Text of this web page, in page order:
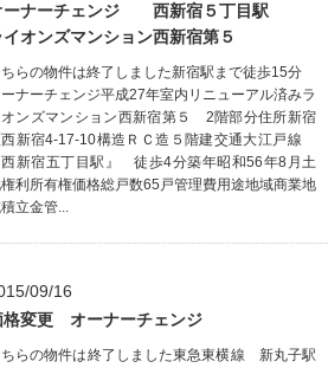
ーナーチェンジ 西新宿５丁目駅
イオンズマンション西新宿第５
ちらの物件は終了しました新宿駅まで徒歩15分
ナーチェンジ平成27年室内リニューアル済みラ
オンズマンション西新宿第５ 2階部分住所新宿
西新宿4-17-10構造ＲＣ造５階建交通大江戸線
西新宿五丁目駅』 徒歩4分築年昭和56年8月土
利所有権価格総戸数65戸管理費用途地域商業地
立金管...
09/16
格変更 オーナーチェンジ
ちらの物件は終了しました東急東横線 新丸子駅